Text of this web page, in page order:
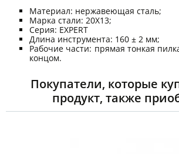
Материал: нержавеющая сталь;
Марка стали: 20Х13;
Серия: EXPERT
Длина инструмента: 160 ± 2 мм;
Рабочие части: прямая тонкая
концом.
Покупатели, которые
продукт, также